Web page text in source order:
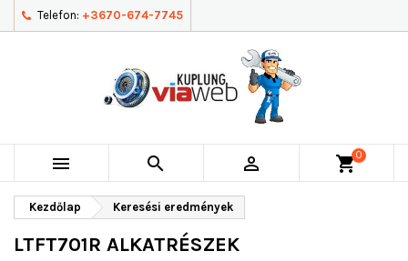
Telefon: +3670-674-7745
   shopping_cart0
Kezdőlap Keresési eredmények
LTFT701R ALKATRÉSZEK